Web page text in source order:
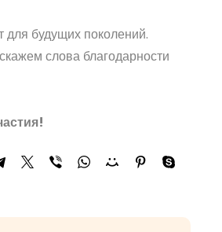
для будущих поколений.
слова благодарности